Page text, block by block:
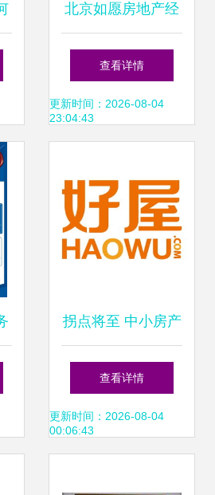
北京如愿房地产经
纪服务部 专业赋
能，助力安居梦
查看详情
更新时间：2026-08-04
23:04:43
拐点将至 中小房产
经纪公司的新时代
机遇
查看详情
更新时间：2026-08-04
00:06:43